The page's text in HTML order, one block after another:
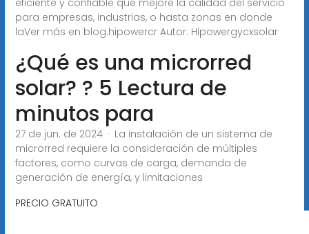
para empresas, industrias, o hasta zonas en donde
laVer más en blog.hipowercr Autor: Hipowergycxsolar
¿Qué es una microrred
solar? ? 5 Lectura de
minutos para
27 de jun. de 2024 · La instalación de un sistema de
microrred requiere la consideración de múltiples
factores, como curvas de carga, demanda de
generación de energía, y limitaciones
PRECIO GRATUITO